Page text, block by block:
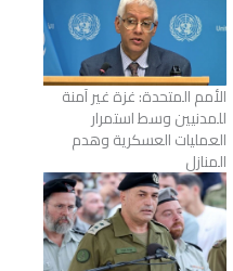
الأمم المتحدة: غزة غير آمنة
للمدنيين وسط استمرار
العمليات العسكرية وهدم
المنازل